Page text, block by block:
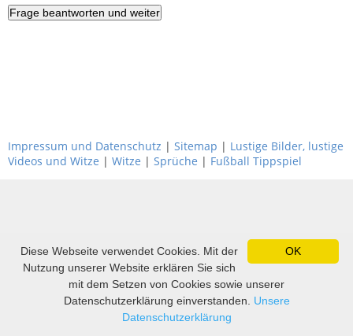
Impressum und Datenschutz | Sitemap | Lustige Bilder, lustige
Videos und Witze | Witze | Sprüche | Fußball Tippspiel
OK
Diese Webseite verwendet Cookies. Mit der
Nutzung unserer Website erklären Sie sich
mit dem Setzen von Cookies sowie unserer
Datenschutzerklärung einverstanden. Unsere
Datenschutzerklärung